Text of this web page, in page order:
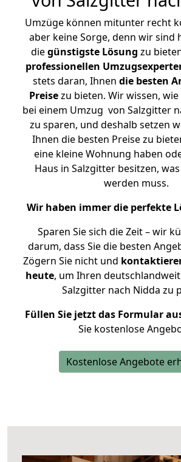
Umzüge können mitunter recht
aber keine Sorge, denn wir sind
diegünstigste Lösung zu
professionellen
stets daran, Ihnen die besten
Preisezu bieten. Wir wissen,
bei einem Umzug von Salzgitter
zu sparen, und deshalb setzen
Ihnen die besten Preise zu
eine kleine Wohnung haben
Haus in Salzgitter besitzen,
werden muss.
Wir haben immer die perfekte
Sparen Sie sich die Zeit – wir
darum, dass Sie die besten
Zögern Sie nicht und
heute, um Ihren
Salzgitter nach Nidda zu
Füllen Sie jetzt das Formular
Sie kostenlose
Kostenlose Angebote